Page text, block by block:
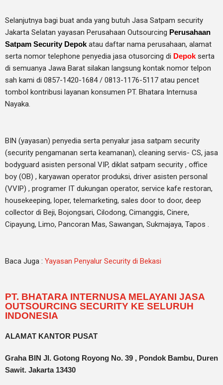
Selanjutnya bagi buat anda yang butuh Jasa Satpam security
Jakarta Selatan yayasan Perusahaan Outsourcing Perusahaan
Satpam Security Depokatau daftar nama perusahaan, alamat
serta nomor telephone penyedia jasa otusorcing di Depokserta
di semuanya Jawa Barat silakan langsung kontak nomor telpon
sah kami di 0857-1420-1684 / 0813-1176-5117 atau pencet
tombol kontribusi layanan konsumen PT. Bhatara Internusa
Nayaka.
BIN (yayasan) penyedia serta penyalur jasa satpam security
(security pengamanan serta keamanan), cleaning servis- CS, jasa
bodyguard asisten personal VIP, diklat satpam security , office
boy (OB) , karyawan operator produksi, driver asisten personal
(VVIP) , programer IT dukungan operator, service kafe restoran,
housekeeping, loper, telemarketing, sales door to door, deep
collector di Beji, Bojongsari, Cilodong, Cimanggis, Cinere,
Cipayung, Limo, Pancoran Mas, Sawangan, Sukmajaya, Tapos .
Baca Juga : Yayasan Penyalur Security di Bekasi
PT. BHATARA INTERNUSA MELAYANI JASA
OUTSOURCING SECURITY KE SELURUH
INDONESIA
ALAMAT KANTOR PUSAT
Graha BIN Jl. Gotong Royong No. 39 , Pondok Bambu, Duren
Sawit. Jakarta 13430